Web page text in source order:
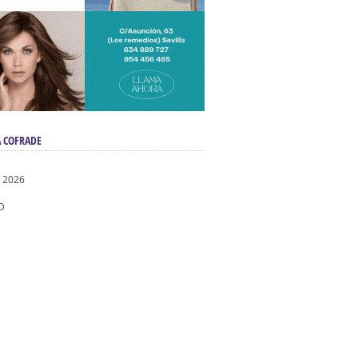
2026